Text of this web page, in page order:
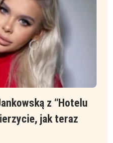
z “Hotelu
jak teraz